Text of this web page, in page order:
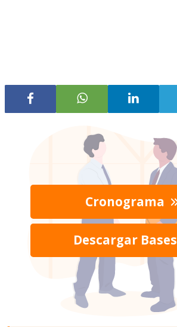
Cronograma
Descargar Bases